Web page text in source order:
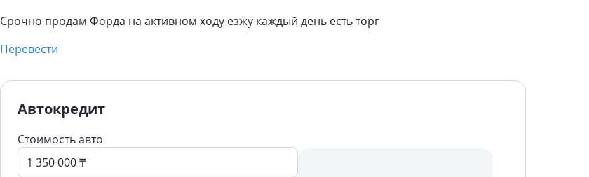
Срочно продам Форда на активном ходу езжу каждый день есть торг
Перевести
Автокредит
Стоимость авто